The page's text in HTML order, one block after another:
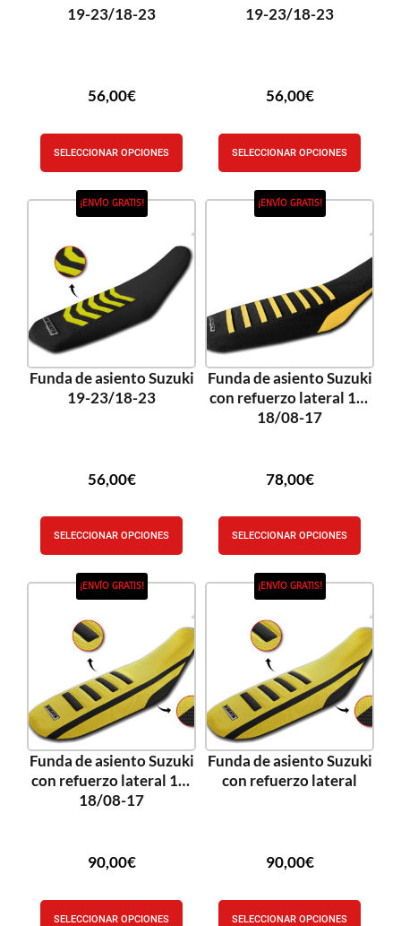
19-23/18-23
56,00€
SELECCIONAR OPCIONES
19-23/18-23
56,00€
SELECCIONAR OPCIONES
¡ENVÍO GRATIS!
Funda de asiento Suzuki
19-23/18-23
56,00€
SELECCIONAR OPCIONES
¡ENVÍO GRATIS!
Funda de asiento Suzuki
con refuerzo lateral 10-
18/08-17
78,00€
SELECCIONAR OPCIONES
¡ENVÍO GRATIS!
Funda de asiento Suzuki
con refuerzo lateral 10-
18/08-17
90,00€
SELECCIONAR OPCIONES
¡ENVÍO GRATIS!
Funda de asiento Suzuki
con refuerzo lateral
90,00€
SELECCIONAR OPCIONES